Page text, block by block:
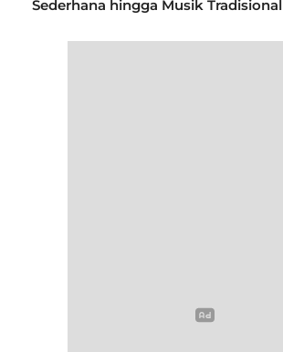
Sederhana hingga Musik Tradisional